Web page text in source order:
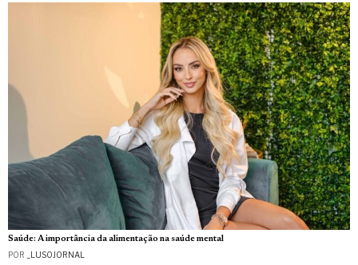
Saúde: A importância da alimentação na saúde mental
POR _LUSOJORNAL